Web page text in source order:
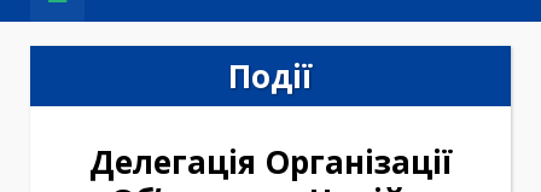
Події
Делегація Організації